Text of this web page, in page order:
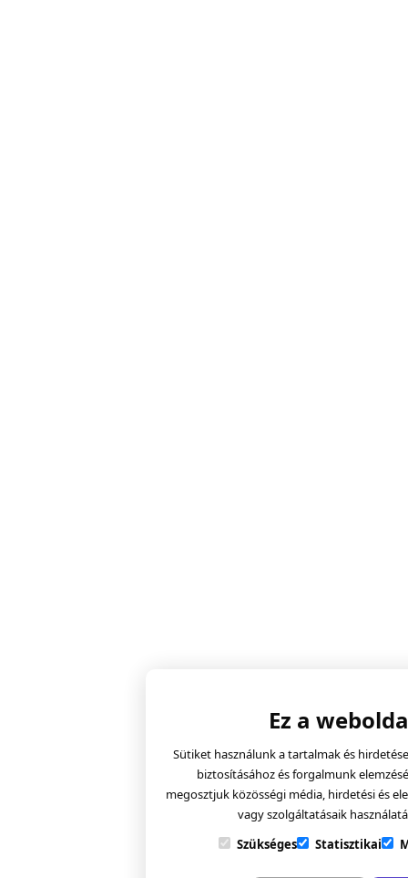
Ez a
Sütiket használunk a tartalmak és
biztosításához és forgalmunk
megosztjuk közösségi média, hirdetési és
vagy szolgáltatásaik
Szükséges
Statisztikai